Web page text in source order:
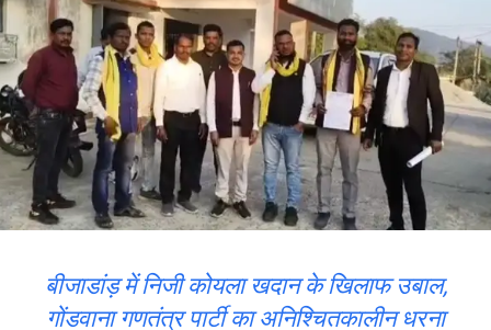
बीजाडांड़ में निजी कोयला खदान के खिलाफ उबाल,
गोंडवाना गणतंत्र पार्टी का अनिश्चितकालीन धरना